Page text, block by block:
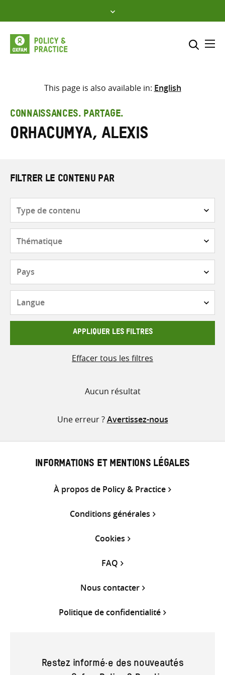
to
content
Sélectionner l’emplacement
Saisir
les
termes
This page is also available in: English
CONNAISSANCES. PARTAGE.
Orhacumya, Alexis
FILTRER LE CONTENU PAR
contenu
APPLIQUER LES FILTRES
Effacer tous les filtres
Aucun résultat
Une erreur ?Avertissez-nous
INFORMATIONS ET MENTIONS LÉGALES
À propos de Policy & Practice
Conditions générales
Cookies
FAQ
Nous contacter
Politique de confidentialité
Restez informé·e des nouveautés